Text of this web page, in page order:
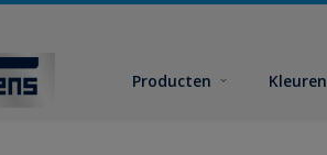
Producten Kleuren